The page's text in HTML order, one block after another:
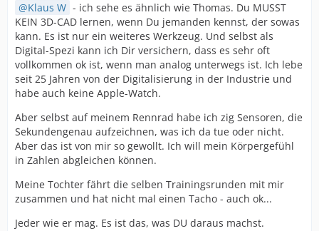
Klaus W - ich sehe es ähnlich wie Thomas. Du MUSST
KEIN 3D-CAD lernen, wenn Du jemanden kennst, der sowas
kann. Es ist nur ein weiteres Werkzeug. Und selbst als
Digital-Spezi kann ich Dir versichern, dass es sehr oft
vollkommen ok ist, wenn man analog unterwegs ist. Ich lebe
seit 25 Jahren von der Digitalisierung in der Industrie und
habe auch keine Apple-Watch.
Aber selbst auf meinem Rennrad habe ich zig Sensoren, die
Sekundengenau aufzeichnen, was ich da tue oder nicht.
Aber das ist von mir so gewollt. Ich will mein Körpergefühl
in Zahlen abgleichen können.
Meine Tochter fährt die selben Trainingsrunden mit mir
zusammen und hat nicht mal einen Tacho - auch ok...
Jeder wie er mag. Es ist das, was DU daraus machst.